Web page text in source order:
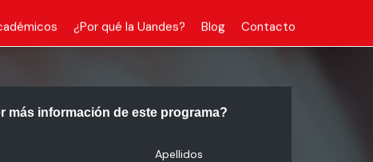
¿Por qué la Uandes? Blog Contacto
más información de este programa?
Apellidos